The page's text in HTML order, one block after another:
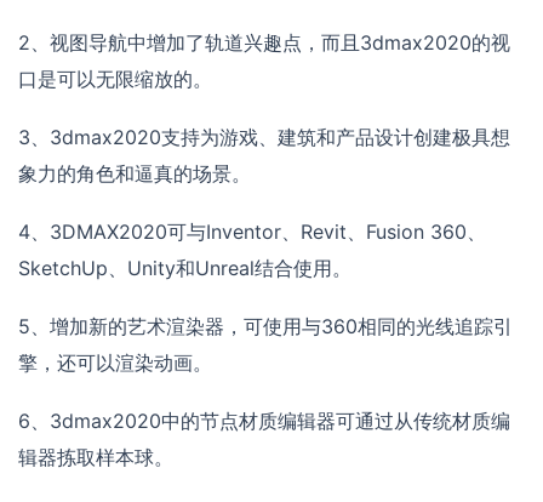
2、视图导航中增加了轨道兴趣点，而且3dmax2020的视
口是可以无限缩放的。
3、3dmax2020支持为游戏、建筑和产品设计创建极具想
象力的角色和逼真的场景。
4、3DMAX2020可与Inventor、Revit、Fusion 360、
SketchUp、Unity和Unreal结合使用。
5、增加新的艺术渲染器，可使用与360相同的光线追踪引
擎，还可以渲染动画。
6、3dmax2020中的节点材质编辑器可通过从传统材质编
辑器拣取样本球。